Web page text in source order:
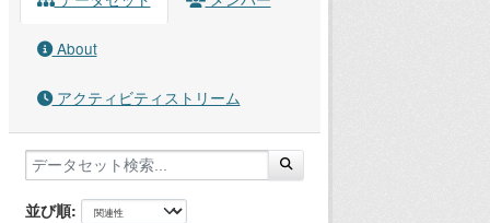
About
アクティビティストリーム
並び順